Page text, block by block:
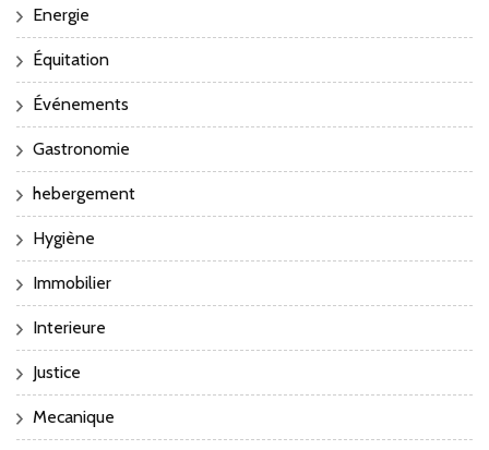
Energie
Équitation
Événements
Gastronomie
hebergement
Hygiène
Immobilier
Interieure
Justice
Mecanique